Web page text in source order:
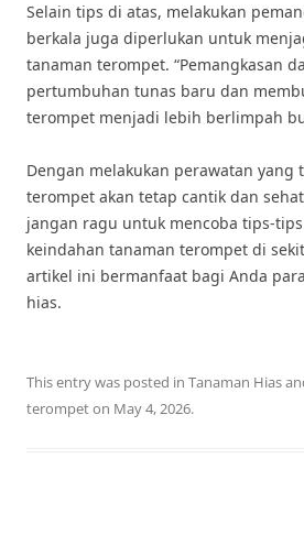
Selain tips di atas, melakukan
berkala juga diperlukan untuk
tanaman terompet. “Pemangkasan
pertumbuhan tunas baru dan
terompet menjadi lebih berlimpah
Dengan melakukan perawatan yang
terompet akan tetap cantik dan
jangan ragu untuk mencoba tips-
keindahan tanaman terompet di
artikel ini bermanfaat bagi Anda
hias.
This entry was posted in Tanaman Hias
terompeton May 4, 2026.